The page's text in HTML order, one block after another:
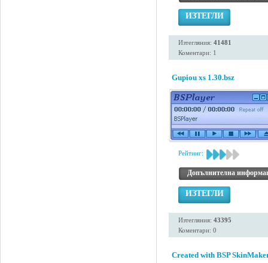
ИЗТЕГЛИ
Изтегляния: 41481
Коментари: 1
Gupiou xs 1.30.bsz
Рейтинг:
Допълнителна
ИЗТЕГЛИ
Изтегляния: 43395
Коментари: 0
Created with BSP